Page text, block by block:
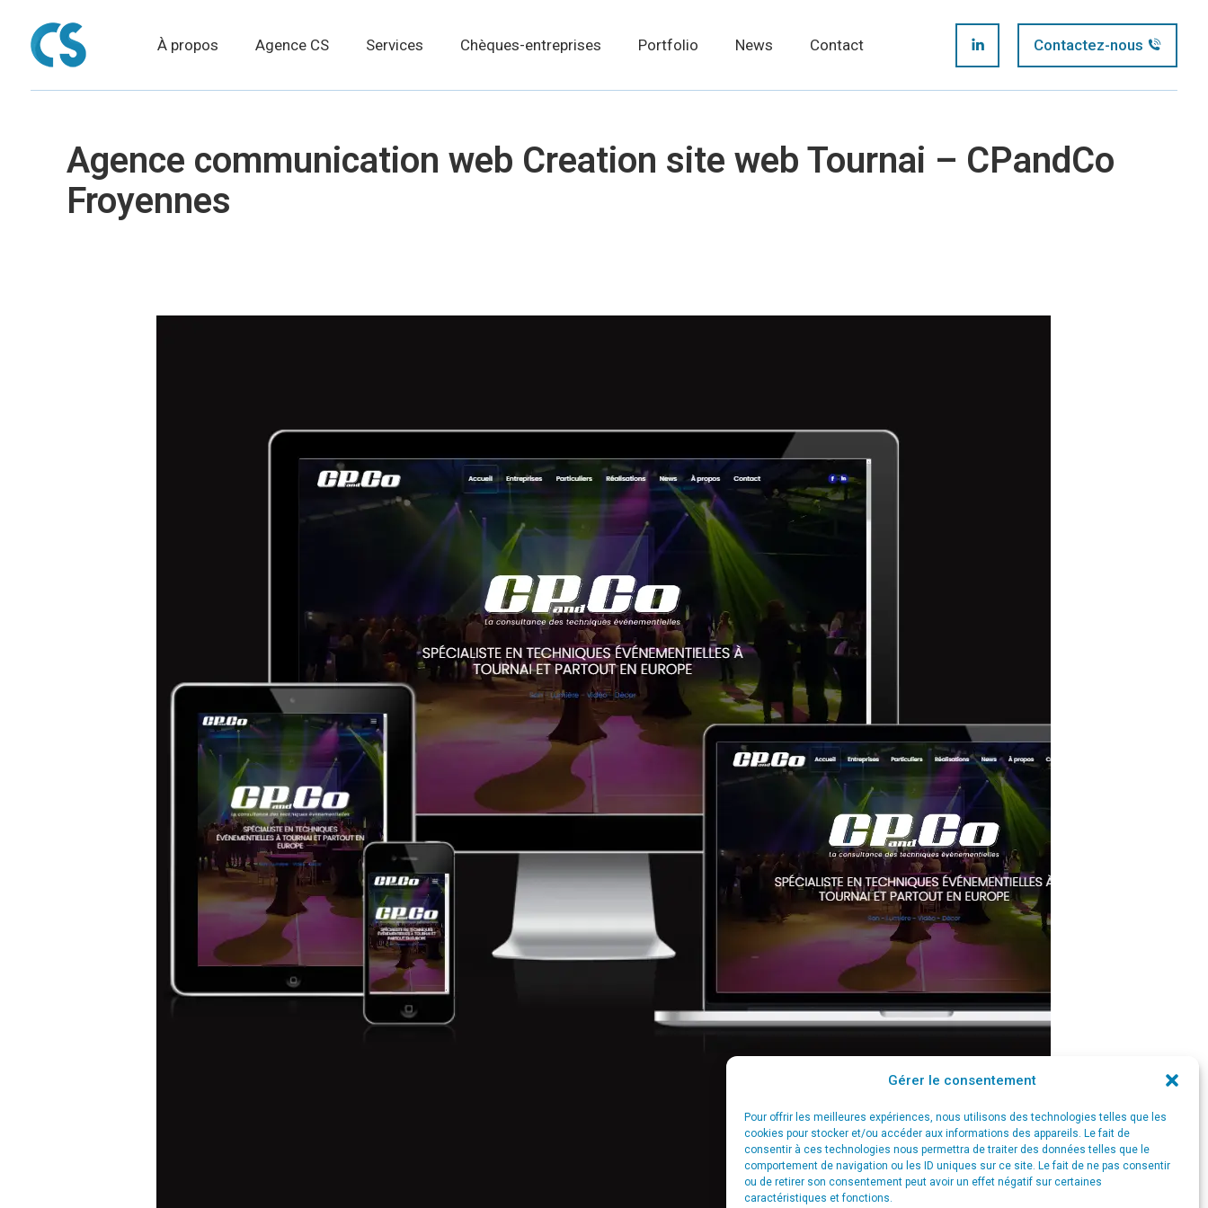
Gérer le consentement
Pour offrir les meilleures expériences, nous utilisons des technologies telles que les
cookies pour stocker et/ou accéder aux informations des appareils. Le fait de
consentir à ces technologies nous permettra de traiter des données telles que le
comportement de navigation ou les ID uniques sur ce site. Le fait de ne pas consentir
ou de retirer son consentement peut avoir un effet négatif sur certaines
caractéristiques et fonctions.
À propos Agence CS Services Chèques-entreprises Portfolio News Contact
LinkedIn
opens
Contactez-nous
Agence communication web Creation site web Tournai – CPandCo
Froyennes
new